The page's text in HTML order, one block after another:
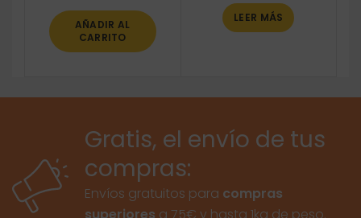
AÑADIR AL
CARRITO
LEER MÁS
Gratis, el envío de tus
compras:
Envíos gratuitos para compras